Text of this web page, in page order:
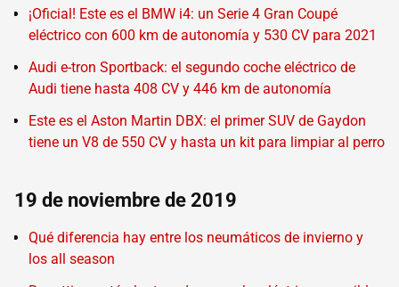
¡Oficial! Este es el BMW i4: un Serie 4 Gran Coupé
eléctrico con 600 km de autonomía y 530 CV para 2021
Audi e-tron Sportback: el segundo coche eléctrico de
Audi tiene hasta 408 CV y 446 km de autonomía
Este es el Aston Martin DBX: el primer SUV de Gaydon
tiene un V8 de 550 CV y hasta un kit para limpiar al perro
19 de noviembre de 2019
Qué diferencia hay entre los neumáticos de invierno y
los all season